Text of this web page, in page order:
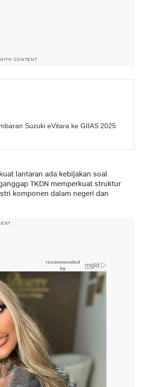
CONTENT
Suzuki eVitara ke GIIAS 2025
lantaran ada kebijakan soal
TKDN memperkuat struktur
komponen dalam negeri dan